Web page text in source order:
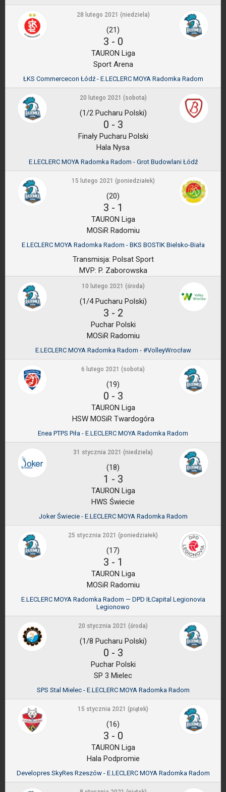
28 lutego 2021 (niedziela)
(21)
3 - 0
TAURON Liga
Sport Arena
ŁKS Commercecon Łódź - E.LECLERC MOYA Radomka Radom
20 lutego 2021 (sobota)
(1/2 Pucharu Polski)
0 - 3
Finały Pucharu Polski
Hala Nysa
E.LECLERC MOYA Radomka Radom - Grot Budowlani Łódź
15 lutego 2021 (poniedziałek)
(20)
3 - 1
TAURON Liga
MOSiR Radomiu
E.LECLERC MOYA Radomka Radom - BKS BOSTIK Bielsko-Biała
Transmisja: Polsat Sport
MVP: P. Zaborowska
10 lutego 2021 (środa)
(1/4 Pucharu Polski)
3 - 2
Puchar Polski
MOSiR Radomiu
E.LECLERC MOYA Radomka Radom - #VolleyWrocław
6 lutego 2021 (sobota)
(19)
0 - 3
TAURON Liga
HSW MOSiR Twardogóra
Enea PTPS Piła - E.LECLERC MOYA Radomka Radom
31 stycznia 2021 (niedziela)
(18)
1 - 3
TAURON Liga
HWS Świecie
Joker Świecie - E.LECLERC MOYA Radomka Radom
25 stycznia 2021 (poniedziałek)
(17)
3 - 1
TAURON Liga
MOSiR Radomiu
E.LECLERC MOYA Radomka Radom — DPD IŁCapital Legionovia
Legionowo
20 stycznia 2021 (środa)
(1/8 Pucharu Polski)
0 - 3
Puchar Polski
SP 3 Mielec
SPS Stal Mielec - E.LECLERC MOYA Radomka Radom
15 stycznia 2021 (piątek)
(16)
3 - 0
TAURON Liga
Hala Podpromie
Developres SkyRes Rzeszów - E.LECLERC MOYA Radomka Radom